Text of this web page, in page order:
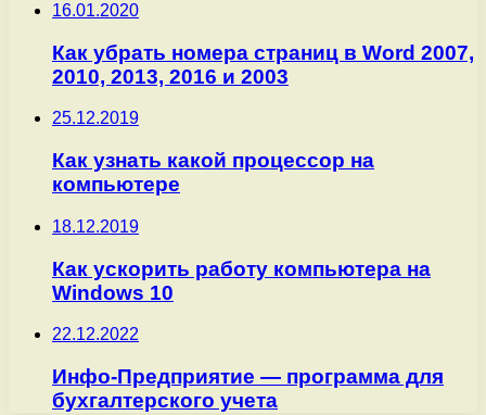
16.01.2020
Как убрать номера страниц в Word 2007,
2010, 2013, 2016 и 2003
25.12.2019
Как узнать какой процессор на
компьютере
18.12.2019
Как ускорить работу компьютера на
Windows 10
22.12.2022
Инфо-Предприятие — программа для
бухгалтерского учета